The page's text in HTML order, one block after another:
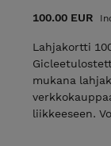
100.00 EUR
Lahjakortti
mukana
liikkeeseen.